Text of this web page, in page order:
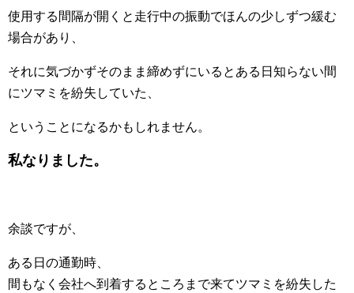
使用する間隔が開くと走行中の振動でほんの少しずつ緩む
場合があり、
それに気づかずそのまま締めずにいるとある日知らない間
にツマミを紛失していた、
ということになるかもしれません。
私なりました。
余談ですが、
ある日の通勤時、
間もなく会社へ到着するところまで来てツマミを紛失した